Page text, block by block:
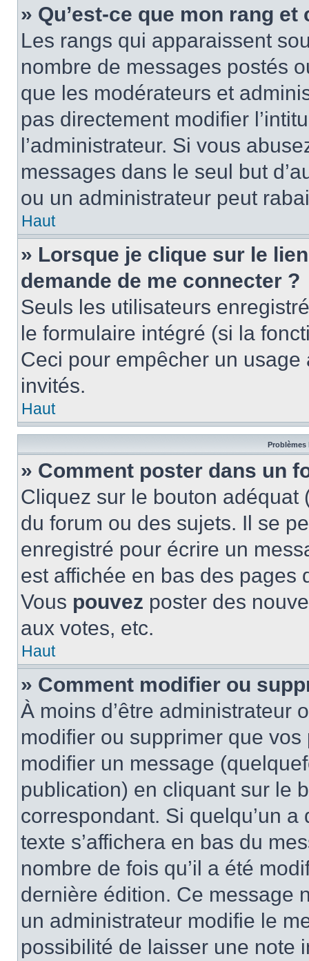
» Qu’est-ce que mon rang
Les rangs qui apparaissent
nombre de messages postés
que les modérateurs et
pas directement modifier
l’administrateur. Si vous
messages dans le seul but
ou un administrateur peut
Haut
» Lorsque je clique sur le
demande de me connecter ?
Seuls les utilisateurs
le formulaire intégré (si la
Ceci pour empêcher un
invités.
Haut
Problèmes
» Comment poster dans un
Cliquez sur le bouton
du forum ou des sujets. Il se
enregistré pour écrire un
est affichée en bas des pages
Vous pouvez poster des
aux votes, etc.
Haut
» Comment modifier ou
À moins d’être administrateur
modifier ou supprimer que
modifier un message
publication) en cliquant sur le
correspondant. Si quelqu’un
texte s’affichera en bas du
nombre de fois qu’il a été
dernière édition. Ce message
un administrateur modifie le
possibilité de laisser une note